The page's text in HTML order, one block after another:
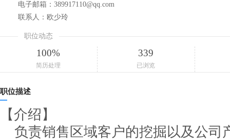
电子邮箱：389917110@qq.com
联系人：欧少玲
职位动态
100%
简历处理
339
已浏览
职位描述
【介绍】
负责销售区域客户的挖掘以及公司